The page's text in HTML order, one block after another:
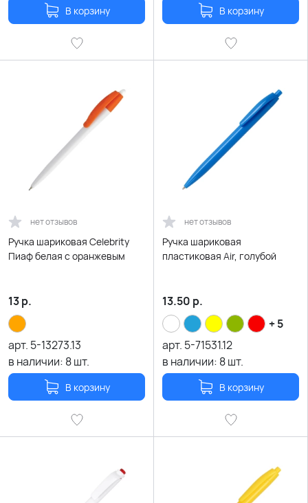
В корзину В корзину
нет отзывов
Ручка шариковая Celebrity
Пиаф белая с оранжевым
13р.
арт. 5-13273.13
в наличии: 8шт.
В корзину
нет отзывов
Ручка шариковая
пластиковая Air, голубой
13.50 р.
+ 5
арт. 5-71531.12
в наличии: 8шт.
В корзину